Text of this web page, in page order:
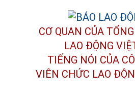
CƠ QUAN CỦA
LAO ĐỘNG
TIẾNG NÓI CỦA
VIÊN CHỨC LAO